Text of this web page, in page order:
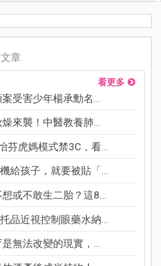
章
看更多
受害少年楊承勳名...
來襲！中醫教養肺...
芬虎媽模式禁3C，看...
給孩子，就要被貼「...
或不敢生二胎？這8...
品近視控制眼藥水納...
無法改變的現實，...